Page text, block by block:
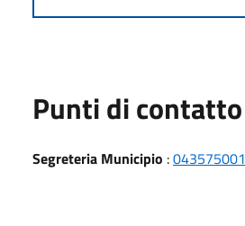
Punti di contatto
Segreteria Municipio :043575001